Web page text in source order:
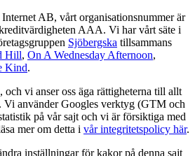
AB, vårt organisationsnummer är
AAA. Vi har vårt säte i
Sjöbergska tillsammans
Hill, On A Wednesday Afternoon,
Kind.
vi anser oss äga rättigheterna till allt
Vi använder Googles verktyg (GTM och
på vår sajt och vi är försiktiga med
mer om detta i vår integritetspolicy här.
inställningar för kakor på denna sajt